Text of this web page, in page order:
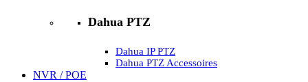
Dahua PTZ
Dahua IP PTZ
Dahua PTZ Accessoires
NVR / POE